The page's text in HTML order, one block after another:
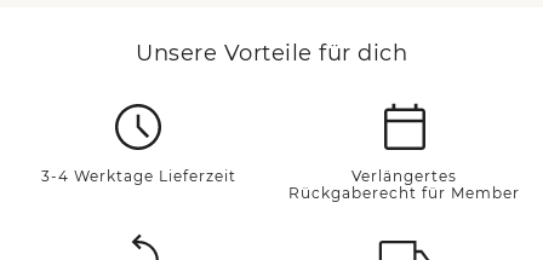
Unsere Vorteile für dich
3-4 Werktage Lieferzeit
Verlängertes
Rückgaberecht für Member